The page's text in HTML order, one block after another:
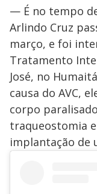
— É no tempo
Arlindo Cruz
março, e foi
Tratamento
José, no
causa do AVC,
corpo
traqueostomia
implantação de